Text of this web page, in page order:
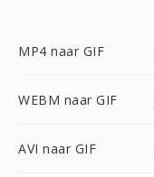
MP4 naar GIF
WEBM naar GIF
AVI naar GIF